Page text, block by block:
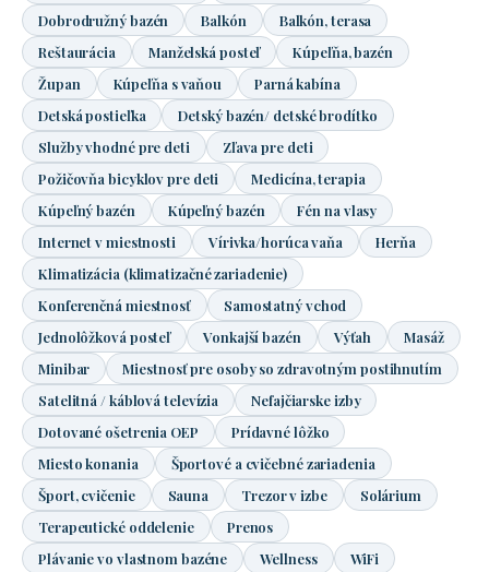
Dobrodružný bazén
Balkón
Balkón, terasa
Reštaurácia
Manželská posteľ
Kúpeľňa, bazén
Župan
Kúpeľňa s vaňou
Parná kabína
Detská postieľka
Detský bazén/ detské brodítko
Služby vhodné pre deti
Zľava pre deti
Požičovňa bicyklov pre deti
Medicína, terapia
Kúpeľný bazén
Kúpeľný bazén
Fén na vlasy
Internet v miestnosti
Vírivka/horúca vaňa
Herňa
Klimatizácia (klimatizačné zariadenie)
Konferenčná miestnosť
Samostatný vchod
Jednolôžková posteľ
Vonkajší bazén Výťah
Masáž
Minibar
Miestnosť pre osoby so zdravotným postihnutím
Satelitná / káblová televízia
Nefajčiarske izby
Dotované ošetrenia OEP
Prídavné lôžko
Miesto konania
Športové a cvičebné zariadenia
Šport, cvičenie
Sauna Trezor v izbe
Solárium
Terapeutické oddelenie
Prenos
Plávanie vo vlastnom bazéne
Wellness WiFi